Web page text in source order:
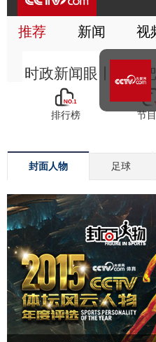
封面人物 足球